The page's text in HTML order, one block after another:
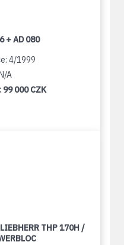
+ AD 080
4/1999
A
99 000 CZK
THP 170H /